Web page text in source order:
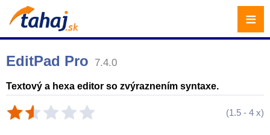
EditPad Pro 7.4.0
Textový a hexa editor so zvýraznením syntaxe.
(1.5 - 4 x)
≡